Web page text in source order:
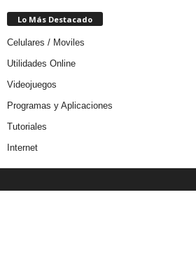
Lo Más Destacado
Celulares / Moviles
Utilidades Online
Videojuegos
Programas y Aplicaciones
Tutoriales
Internet